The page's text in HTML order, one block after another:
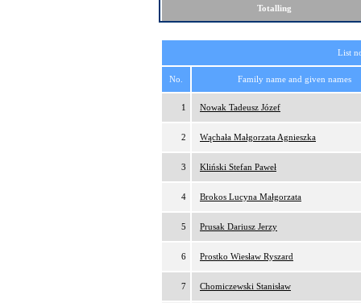
Totalling
List
No. Family name and given names
1 Nowak Tadeusz Józef
2 Wąchała Małgorzata Agnieszka
3 Kliński Stefan Paweł
4 Brokos Lucyna Małgorzata
5 Prusak Dariusz Jerzy
6 Prostko Wiesław Ryszard
7 Chomiczewski Stanisław